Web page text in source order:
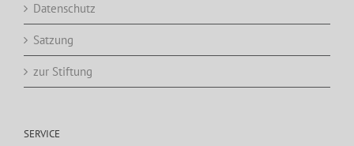
Datenschutz
Satzung
zur Stiftung
SERVICE